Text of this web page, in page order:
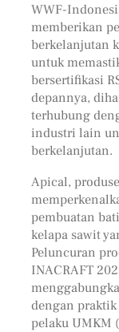
WWF-
memberikan
berkelanjutan
untuk
bersertifikasi
depannya,
terhubung
industri lain
berkelanjutan.
Apical,
pembuatan
kelapa sawit
Peluncuran
INACRAFT
dengan
pelaku UMKM